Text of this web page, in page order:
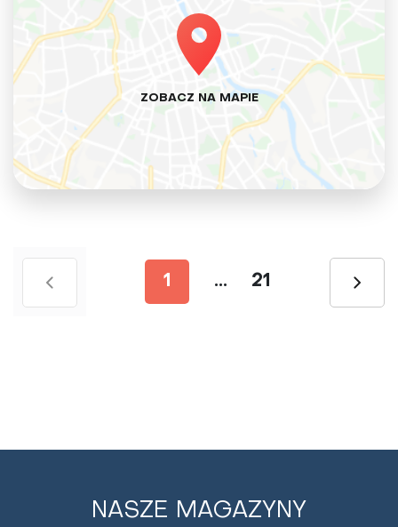
ZOBACZ NA MAPIE
1 ... 21
NASZE MAGAZYNY